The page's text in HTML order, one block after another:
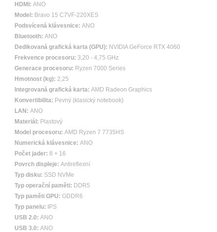
HDMI: ANO
Model: Bravo 15 C7VF-220XES
Podsvícená klávesnice: ANO
Bluetooth: ANO
Dedikovaná grafická karta (GPU): NVIDIA GeForce RTX 4060
Frekvence procesoru: 3,20 - 4,75 GHz
Generace procesoru: Ryzen 7000 Series
Hmotnost (kg): 2,25
Integrovaná grafická karta: AMD Radeon Graphics
Konvertibilita: Pevný (klasický notebook)
LAN: ANO
Materiál: Plastový
Model procesoru: AMD Ryzen 7 7735HS
Numerická klávesnice: ANO
Počet jader: 8 + 16
Povrch displeje: Antireflexní
Typ disku: SSD NVMe
Typ operační paměti: DDR5
Typ paměti GPU: GDDR6
Typ panelu:
IPS
USB 2.0: ANO
USB 3.0: ANO